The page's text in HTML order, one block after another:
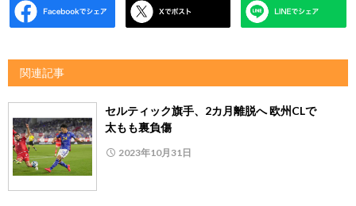
関連記事
セルティック旗手、2カ月離脱へ 欧州CLで
太もも裏負傷
2023年10月31日